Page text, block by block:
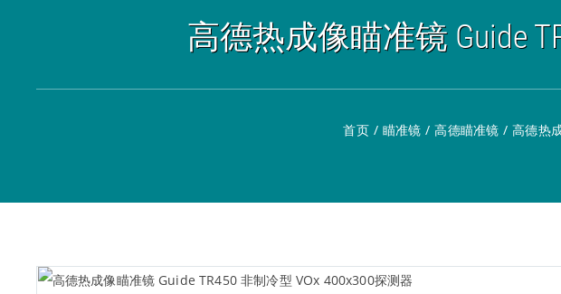
高德热成像瞄准镜 Guide
首页 / 瞄准镜 / 高德瞄准镜 / 高德热